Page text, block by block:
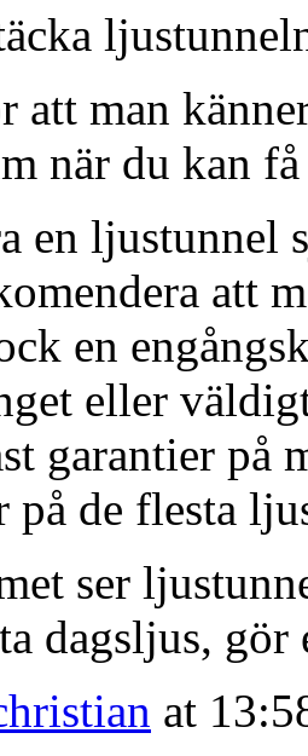
att man
när du kan
en ljustunnel
att
en
eller
garantier på
på de flesta
ser
dagsljus,
at